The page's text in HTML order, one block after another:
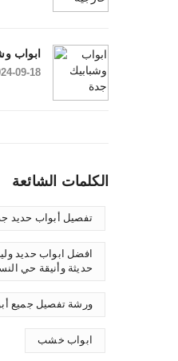
ابواب
09-18
الكلمات الشائعة
تفصيل أبواب حديد
حديثة وأنيقة حي
ورشة تفصيل جميع
ابواب خشب